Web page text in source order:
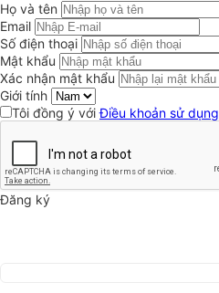
Họ và tên
Email
Số điện thoại
Mật khẩu
Xác nhận mật khẩu
Giới tính
Tôi đồng ý vớiĐiều khoản sử dụng
Đăng ký